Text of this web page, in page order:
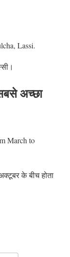
Lassi.
अच्छा
March to
के बीच होता